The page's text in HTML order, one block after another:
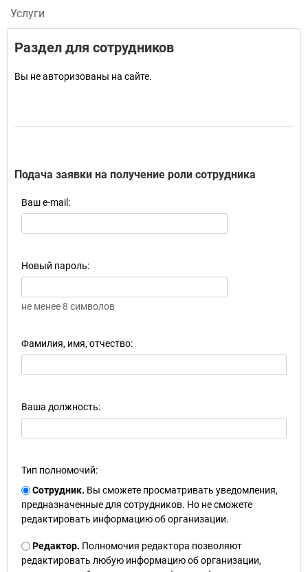
Услуги
Раздел для сотрудников
Вы не авторизованы на сайте.
Подача заявки на получение роли сотрудника
Ваш e-mail:
Новый пароль:
не менее 8 символов
Фамилия, имя, отчество:
Ваша должность:
Тип полномочий:
Сотрудник. Вы сможете просматривать уведомления,
предназначенные для сотрудников. Но не сможете
редактировать информацию об организации.
Редактор. Полномочия редактора позволяют
редактировать любую информацию об организации,